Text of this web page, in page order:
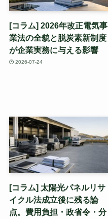
[コラム] 2026年改正電気事
業法の全貌と脱炭素新制度
が企業実務に与える影響
2026-07-24
[コラム] 太陽光パネルリサ
イクル法成立後に残る論
点。費用負担・政省令・分